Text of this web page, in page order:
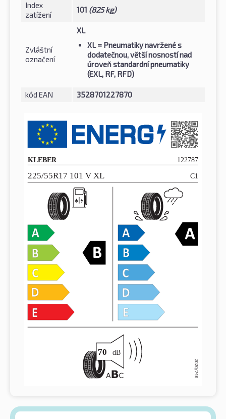
Index
zatížení
101 (825 kg)
Zvláštní
označení
XL
XL= Pneumatiky navržené s
dodatečnou, větší nosností nad
úroveň standardní pneumatiky
(EXL, RF, RFD)
kód EAN 3528701227870